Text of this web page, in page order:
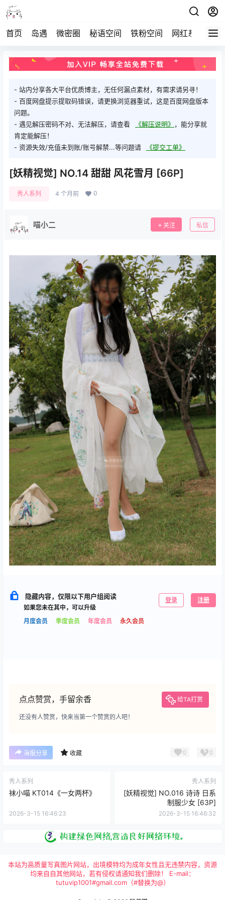
首页 岛遇 微密圈 秘语空间 铁粉空间 网红系列 打
- 站内分享各大平台优质博主，无任何漏点素材，有需求请另寻！
- 百度网盘提示提取码错误，请更换浏览器重试，这是百度网盘版本
问题。
- 遇见解压密码不对、无法解压，请查看
《解压说明》 ，能分享就
肯定能解压！
- 资源失效/充值未到账/账号解禁...等问题请
《提交工单》
[妖精视觉] NO.14 甜甜 风花雪月 [66P]
秀人系列 4 个月前 0
喵小二 关注 私信
隐藏内容，仅限以下用户组阅读
如果您未在其中，可以升级
月度会员
季度会员 年度会员 永久会员
登录 注册
点点赞赏，手留余香 给TA打赏
还没有人赞赏，快来当第一个赞赏的人吧！
海报分享 收藏 0 0
秀人系列
袜小喵 KT014《一女两杯》
2026-3-15 16:46:23
秀人系列
[妖精视觉] NO.016 诗诗 日系
制服少女 [63P]
2026-3-15 16:46:32
本站为高质量写真图片网站，出境模特均为成年女性且无违禁内容，资源
均来自自其他网站，若有侵权请通知我们删除！ E-mail：
tutuvip1001#gmail.com（#替换为@）